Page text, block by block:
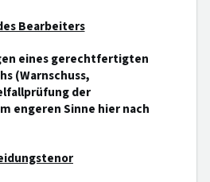
Bearbeiters
eines gerechtfertigten
(Warnschuss,
der
engeren Sinne hier nach